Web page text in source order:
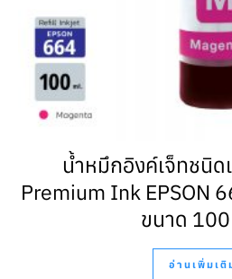
น้ำหมึกอิงค์เจ็ทชนิด
Premium Ink EPSON
ขนาด
อ่านเพิ่มเติ